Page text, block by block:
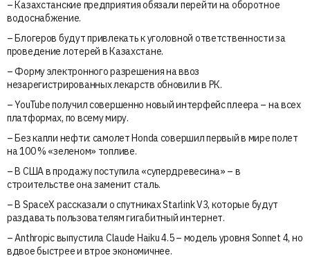
– Казахстанские предприятия обязали перейти на оборотное
водоснабжение.
– Блогеров будут привлекать к уголовной ответственности за
проведение лотерей в Казахстане.
– Форму электронного разрешения на ввоз
незарегистрированных лекарств обновили в РК.
– YouTube получил совершенно новый интерфейс плеера – на всех
платформах, по всему миру.
– Без капли нефти: самолет Honda совершил первый в мире полет
на 100 % «зеленом» топливе.
– В США в продажу поступила «супердревесина» – в
строительстве она заменит сталь.
– В SpaceX рассказали о спутниках Starlink V3, которые будут
раздавать пользователям гигабитный интернет.
– Anthropic выпустила Claude Haiku 4.5 – модель уровня Sonnet 4, но
вдвое быстрее и втрое экономичнее.